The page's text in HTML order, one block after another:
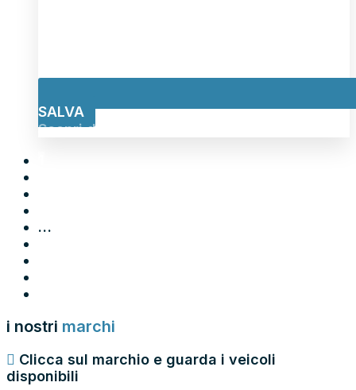
SALVA
Scopri di più
…
i nostri marchi
Clicca sul marchio e guarda i veicoli
disponibili